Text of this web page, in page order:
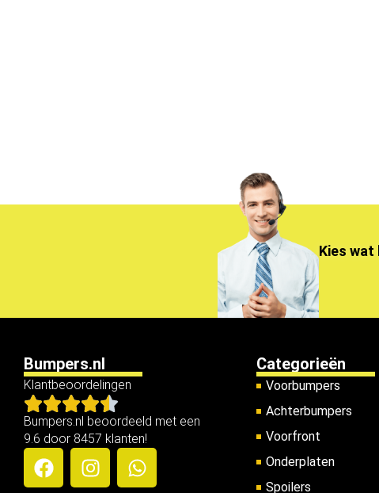
Kies
Bumpers.nl
Klantbeoordelingen
Bumpers.nl beoordeeld met een
9.6 door 8457 klanten!
Categorieën
Voorbumpers
Achterbumpers
Voorfront
Onderplaten
Spoilers